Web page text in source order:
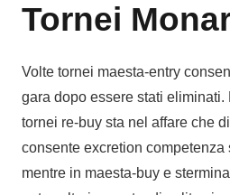
Tornei
Volte tornei maesta-entry
gara dopo essere stati eliminati.
tornei re-buy sta nel affare che
consente excretion competenza
mentre in maesta-buy e